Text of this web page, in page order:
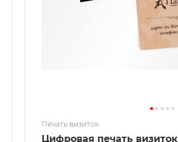
Печать визиток
Цифровая печать визиток